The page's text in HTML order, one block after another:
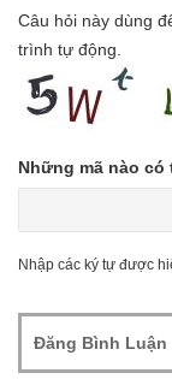
Câu hỏi này dùng
trình tự động.
Những mã nào
Nhập các ký tự được